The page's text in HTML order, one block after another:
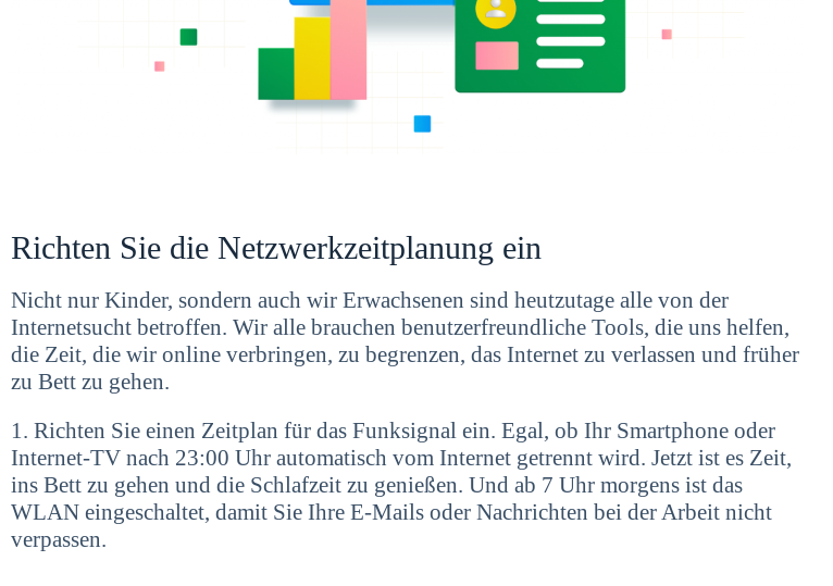
Richten Sie die Netzwerkzeitplanung ein
Nicht nur Kinder, sondern auch wir Erwachsenen sind heutzutage alle von der
Internetsucht betroffen. Wir alle brauchen benutzerfreundliche Tools, die uns helfen,
die Zeit, die wir online verbringen, zu begrenzen, das Internet zu verlassen und früher
zu Bett zu gehen.
1. Richten Sie einen Zeitplan für das Funksignal ein. Egal, ob Ihr Smartphone oder
Internet-TV nach 23:00 Uhr automatisch vom Internet getrennt wird. Jetzt ist es Zeit,
ins Bett zu gehen und die Schlafzeit zu genießen. Und ab 7 Uhr morgens ist das
WLAN eingeschaltet, damit Sie Ihre E-Mails oder Nachrichten bei der Arbeit nicht
verpassen.